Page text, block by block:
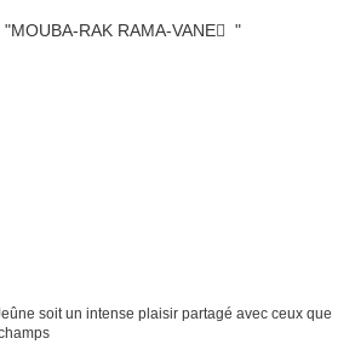
soit un intense plaisir partagé avec ceux que